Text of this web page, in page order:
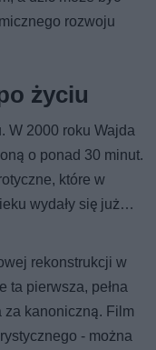
rozwoju
życiu
W 2000 roku Wajda
o ponad 30 minut.
które w
wydały się już…
rekonstrukcji w
ta pierwsza, pełna
kanoniczną. Film
- można